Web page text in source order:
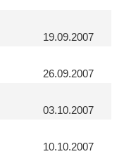
19.09.2007
26.09.2007
03.10.2007
10.10.2007